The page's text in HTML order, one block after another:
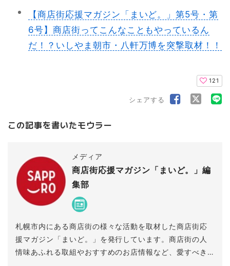
【商店街応援マガジン「まいど。」第5号・第
6号】商店街ってこんなこともやっているん
だ！？いしやま朝市・八軒万博を突撃取材！！
121
シェアする
この記事を書いたモウラー
メディア
商店街応援マガジン「まいど。」編
集部
札幌市内にある商店街の様々な活動を取材した商店街応
援マガジン「まいど。」を発行しています。商店街の人
情味あふれる取組やおすすめのお店情報など、愛すべき